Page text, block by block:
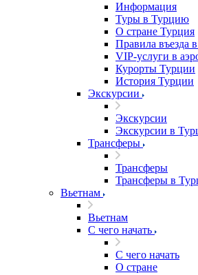
Информация
Туры в Турцию
О стране Турция
Правила въезда
VIP-услуги в
Курорты Турции
История Турции
Экскурсии
Экскурсии
Экскурсии в
Трансферы
Трансферы
Трансферы в
Вьетнам
Вьетнам
С чего начать
С чего начать
О стране